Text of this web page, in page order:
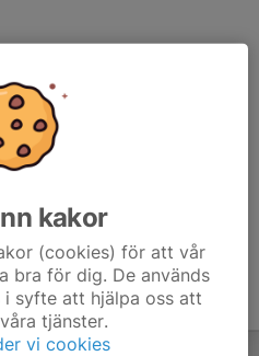
kakor
(cookies) för att vår
bra för dig. De används
syfte att hjälpa oss att
tjänster.
vi cookies